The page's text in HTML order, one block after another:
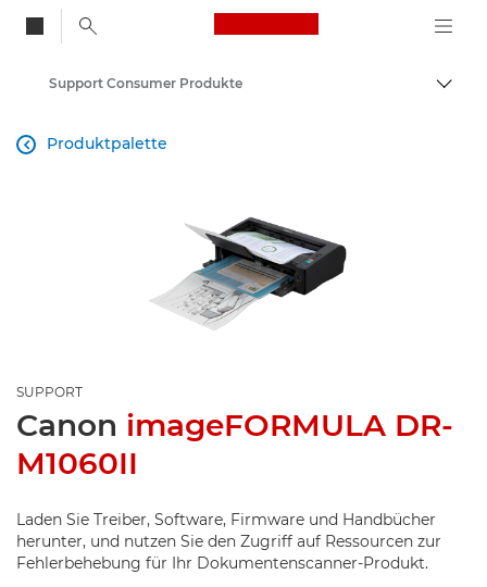
Canon Logo, back
Auf
Support Consumer Produkte
Produktpalette

SUPPORT
Canon imageFORMULA DR-
M1060II
Laden Sie Treiber, Software, Firmware und Handbücher
herunter, und nutzen Sie den Zugriff auf Ressourcen zur
Fehlerbehebung für Ihr Dokumentenscanner-Produkt.